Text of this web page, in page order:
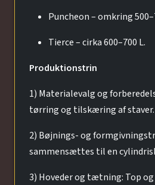
Puncheon – omkring
Tierce – cirka 600–700 L.
Produktionstrin
1) Materialevalg og
tørring og tilskæring af staver.
2) Bøjnings- og
sammensættes til en
3) Hoveder og tætning: Top